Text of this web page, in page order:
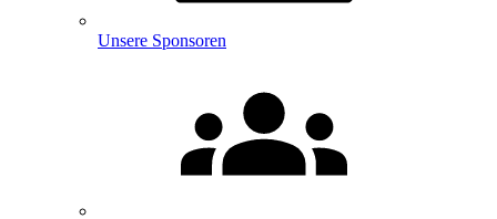
Unsere Sponsoren